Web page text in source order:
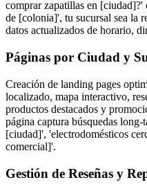
comprar zapatillas en [ciudad]?'
de [colonia]', tu sucursal sea la
datos actualizados de horario,
Páginas por Ciudad y
Creación de landing pages
localizado, mapa interactivo,
productos destacados y
página captura búsquedas
[ciudad]', 'electrodomésticos
comercial]'.
Gestión de Reseñas y